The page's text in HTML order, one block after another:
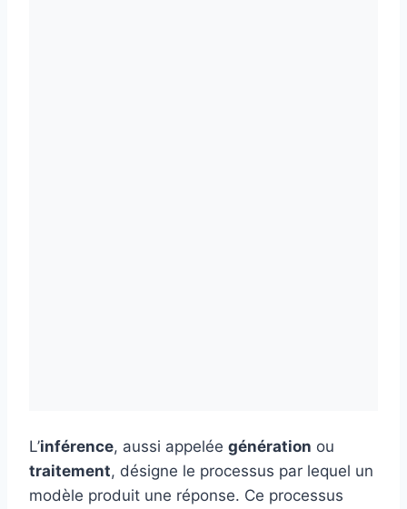
L’inférence, aussi appelée génération ou
traitement, désigne le processus par lequel un
modèle produit une réponse. Ce processus